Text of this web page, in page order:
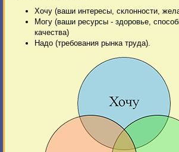
Хочу (ваши интересы, склонности,
Могу (ваши ресурсы - здоровье,
качества)
Надо (требования рынка труда).